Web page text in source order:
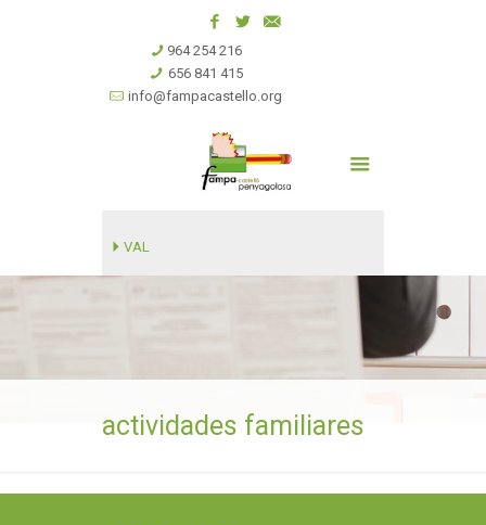
964 254 216
656 841 415
info@fampacastello.org
VAL
actividades familiares